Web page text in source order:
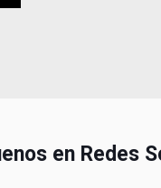
en Redes